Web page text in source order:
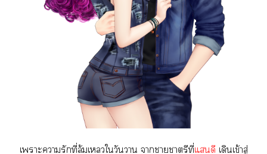
เาะารักที่ล้มเใวันา าาาตรีที่แดี เดินเข้าสู่